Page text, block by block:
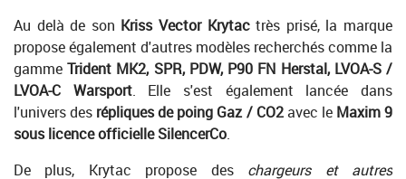
Au delà de son Kriss Vector Krytactrès prisé, la marque
propose également d'autres modèles recherchés comme la
gammeTrident MK2, SPR, PDW, P90 FN Herstal, LVOA-S /
LVOA-C Warsport. Elle s'est également lancée dans
l'univers des répliques de poing Gaz / CO2avec le Maxim 9
sous licence officielle SilencerCo.
De plus, Krytac propose des chargeurs et autres